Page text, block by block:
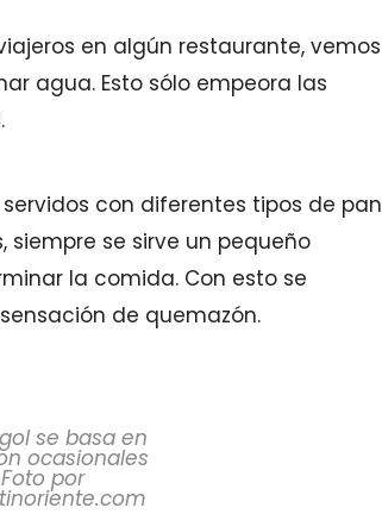
en algún restaurante, vemos
agua. Esto sólo empeora las
con diferentes tipos de pan
siempre se sirve un pequeño
la comida. Con esto se
de quemazón.
se basa en
ocasionales
por